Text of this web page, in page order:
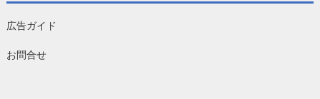
広告ガイド
お問合せ